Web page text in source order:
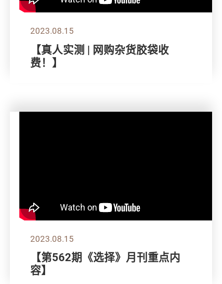
2023.08.15
【真人实测 | 网购杂货胶袋收
费！】
2023.08.15
【第562期《选择》月刊重点内
容】